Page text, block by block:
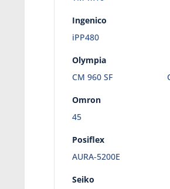
Ingenico
iPP480
Olympia
CM 960 SF
Omron
45
Posiflex
AURA-5200E
Seiko